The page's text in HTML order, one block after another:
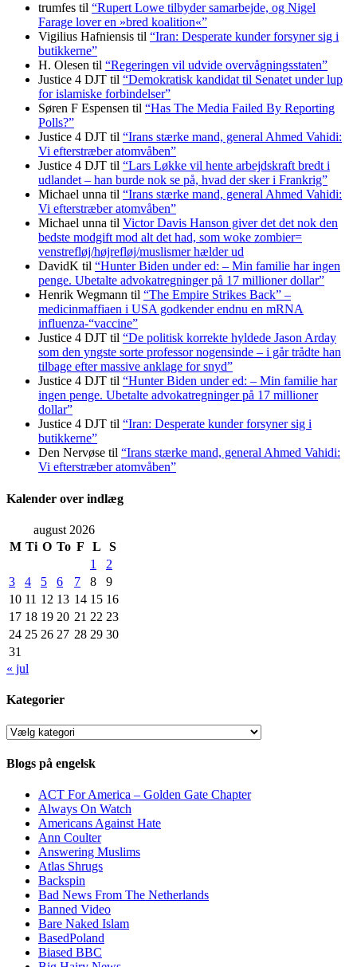
trumfes til “Rupert Lowe tilbyder samarbejde, og Nigel
Farage lover en »bred koalition«”
Vigilius Hafniensis til “Iran: Desperate kunder forsyner sig i
butikkerne”
H. Olesen til “Regeringen vil udvide overvågningsstaten”
Justice 4 DJT til “Demokratisk kandidat til Senatet under lup
for islamiske forbindelser”
Søren F Espensen til “Has The Media Failed By Reporting
Polls?”
Justice 4 DJT til “Irans stærke mand, general Ahmed Vahidi:
Vi efterstræber atomvåben”
Justice 4 DJT til “Lars Løkke vil hente arbejdskraft bredt i
udlandet – han burde nok se på, hvad der sker i Frankrig”
Michael unna til “Irans stærke mand, general Ahmed Vahidi:
Vi efterstræber atomvåben”
Michael unna til Victor Davis Hanson giver det det nok den
bedste modgift mod alt det had, som woke zombier=
venstrefløj/højrefløj/muslismer hælder ud
DavidK til “Hunter Biden under ed: – Min familie har ingen
penge. Ubetalte advokat­regninger på 17 millioner dollar”
Henrik Wegmann til “The Empire Strikes Back” –
medicinmaffiaen i USA godkender endnu en mRNA
influenza-“vaccine”
Justice 4 DJT til “De politisk korrekte hyldede Jason Arday
som den yngste sorte professor nogensinde – i går trådte han
tilbage efter massive anklage for snyd”
Justice 4 DJT til “Hunter Biden under ed: – Min familie har
ingen penge. Ubetalte advokat­regninger på 17 millioner
dollar”
Justice 4 DJT til “Iran: Desperate kunder forsyner sig i
butikkerne”
Den Nervøse til “Irans stærke mand, general Ahmed Vahidi:
Vi efterstræber atomvåben”
Kalender over indlæg
august 2026
M Ti O To F L
S
1
2
3
4 5 6 7 8
9
10 11 12 13 14 15 16
17 18 19 20 21 22 23
24 25 26 27 28 29 30
31
« jul
Kategorier
Kategorier
Blogs på engelsk
ACT For America – Golden Gate Chapter
Always On Watch
Americans Against Hate
Ann Coulter
Answering Muslims
Atlas Shrugs
Backspin
Bad News From The Netherlands
Banned Video
Bare Naked Islam
BasedPoland
Biased BBC